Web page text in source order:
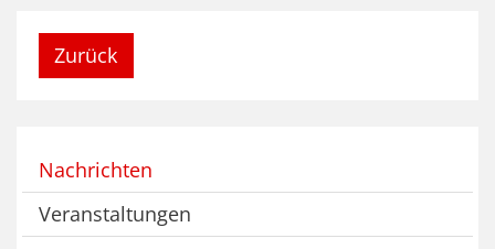
Zurück
Nachrichten
Veranstaltungen